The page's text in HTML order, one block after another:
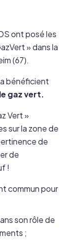
ont posé les
» dans la
(67).
bénéficient
gaz vert.
Vert »
sur la zone de
de
de
!
commun pour
son rôle de
;